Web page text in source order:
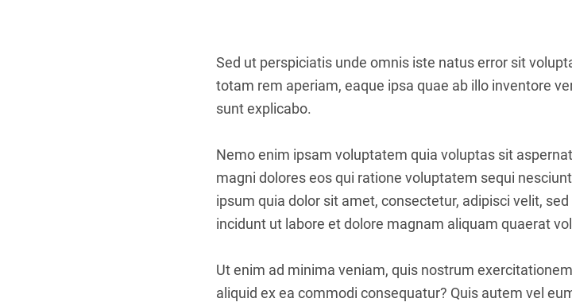
Sed ut perspiciatis unde omnis iste natus error sit
totam rem aperiam, eaque ipsa quae ab illo inventore
sunt explicabo.
Nemo enim ipsam voluptatem quia voluptas sit
magni dolores eos qui ratione voluptatem sequi
ipsum quia dolor sit amet, consectetur, adipisci velit,
incidunt ut labore et dolore magnam aliquam quaerat
Ut enim ad minima veniam, quis nostrum
aliquid ex ea commodi consequatur? Quis autem vel